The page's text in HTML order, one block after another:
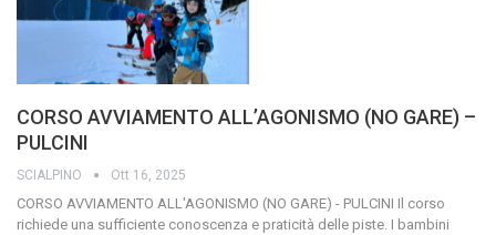
CORSO AVVIAMENTO ALL’AGONISMO (NO GARE) –
PULCINI
SCIALPINO Ott 16, 2025
CORSO AVVIAMENTO ALL'AGONISMO (NO GARE) - PULCINI Il corso
richiede una sufficiente conoscenza e praticità delle piste. I bambini